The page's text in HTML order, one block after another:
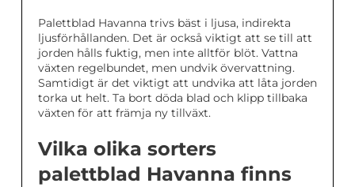
Palettblad Havanna trivs bäst i ljusa, indirekta
ljusförhållanden. Det är också viktigt att se till att
jorden hålls fuktig, men inte alltför blöt. Vattna
växten regelbundet, men undvik övervattning.
Samtidigt är det viktigt att undvika att låta jorden
torka ut helt. Ta bort döda blad och klipp tillbaka
växten för att främja ny tillväxt.
Vilka olika sorters
palettblad Havanna finns